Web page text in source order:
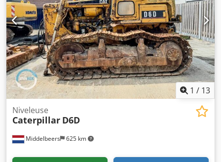
1 / 13
Middelbeers 625 km
Niveleuse
Caterpillar D6D